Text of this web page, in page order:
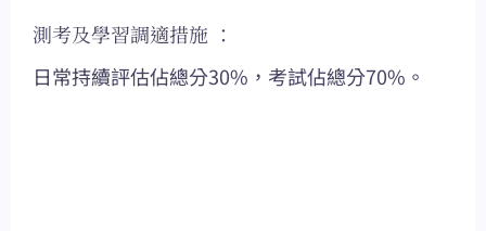
測考及學習調適措施 ：
日常持續評估佔總分30%，考試佔總分70%。